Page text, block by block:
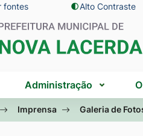
fontes Alto Contraste
Administração
Imprensa Galeria de